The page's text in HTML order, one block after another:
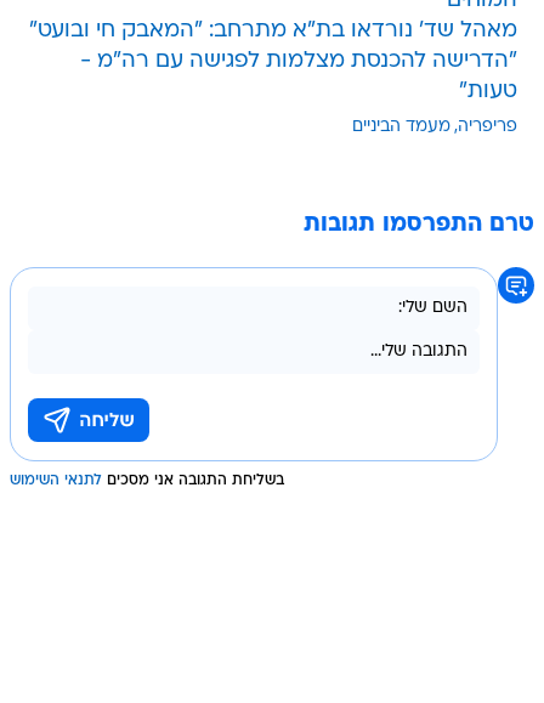
מאהל שד' נורדאו בת"א מתרחב: "המאבק חי ובועט"
"הדרישה להכנסת מצלמות לפגישה עם רה"מ -
טעות"
פריפריה מעמד הביניים
טרם התפרסמו תגובות
בשליחת התגובה אני מסכים לתנאי השימוש